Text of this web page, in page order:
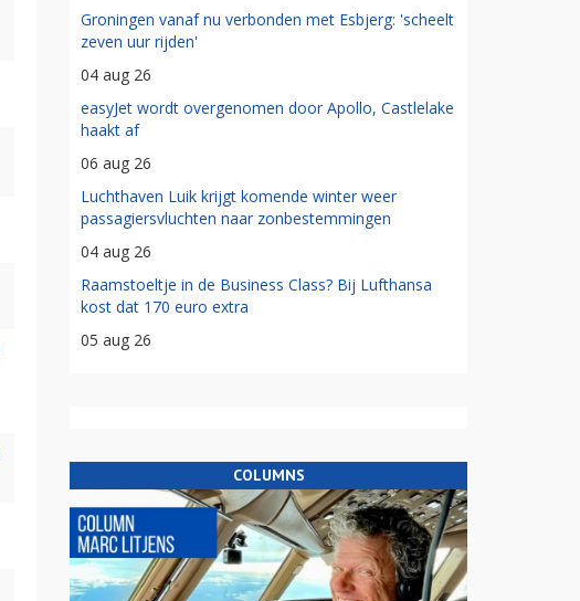
Groningen vanaf nu verbonden met Esbjerg: 'scheelt
zeven uur rijden'
04 aug 26
easyJet wordt overgenomen door Apollo, Castlelake
haakt af
06 aug 26
Luchthaven Luik krijgt komende winter weer
passagiersvluchten naar zonbestemmingen
04 aug 26
Raamstoeltje in de Business Class? Bij Lufthansa
kost dat 170 euro extra
05 aug 26
COLUMNS